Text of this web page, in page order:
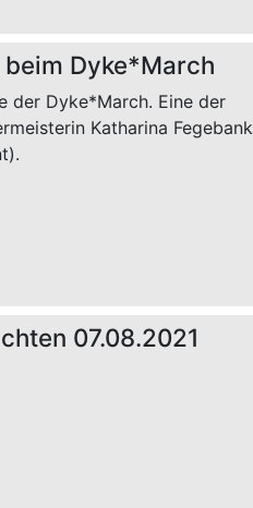
Dyke*March
der Dyke*March. Eine der
Katharina Fegebank
07.08.2021